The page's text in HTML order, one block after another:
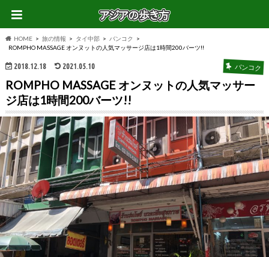
HOME 旅の情報 タイ中部
バンコク
ROMPHO MASSAGE オンヌットの人気マッサージ店は1時間200バーツ!!
2018.12.18 2021.05.10 バンコク
ROMPHO MASSAGE オンヌットの人気マッサー
ジ店は1時間200バーツ!!